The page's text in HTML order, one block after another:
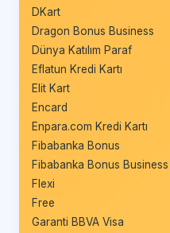
DKart
Dragon Bonus Business
Dünya Katılım Paraf
Eflatun Kredi Kartı
Elit Kart
Encard
Enpara.com Kredi Kartı
Fibabanka Bonus
Fibabanka Bonus Business
Flexi
Free
Garanti BBVA Visa